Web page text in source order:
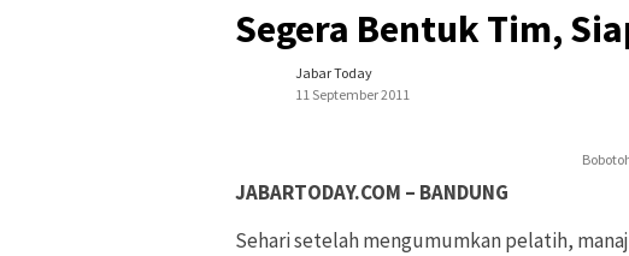
Segera Bentuk Tim,
Jabar Today
11 September 2011
JABARTODAY.COM – BANDUNG
Sehari setelah mengumumkan pelatih,